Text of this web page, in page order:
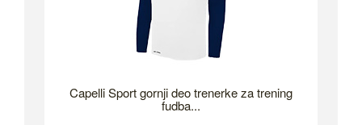
Capelli Sport gornji deo trenerke za trening
fudba...